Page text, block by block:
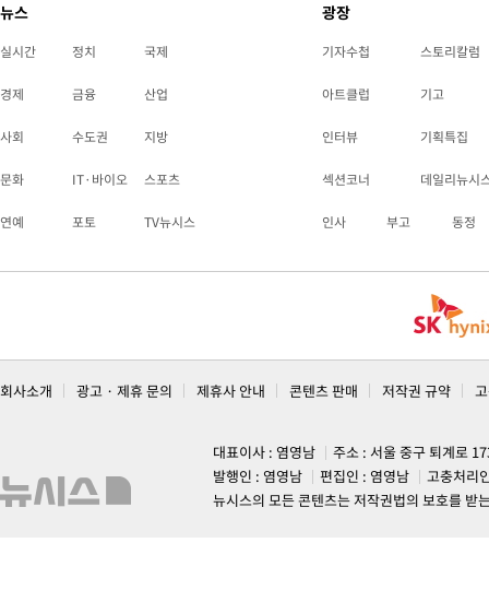
뉴스
실시간 정치 국제
경제 금융 산업
사회 수도권 지방
문화 IT·바이오 스포츠
연예 포토 TV뉴시스
광장
기자수첩 스토리칼럼
아트클럽 기고
인터뷰 기획특집
섹션코너 데일리뉴시
인사 부고 동정
회사소개 광고 · 제휴 문의 제휴사 안내 콘텐츠 판매 저작권 규약
대표이사 : 염영남
주소 : 서울 중구 퇴계로
발행인 : 염영남
편집인 : 염영남
고충처리
뉴시스의 모든 콘텐츠는 저작권법의 보호를